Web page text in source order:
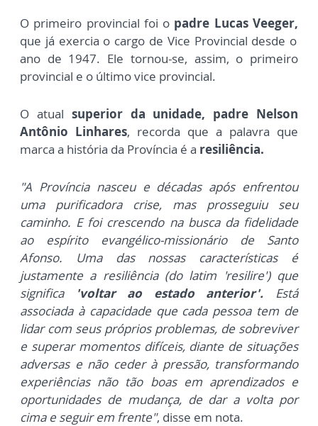
O primeiro provincial foi o padre Lucas Veeger,
que já exercia o cargo de Vice Provincial desde o
ano de 1947. Ele tornou-se, assim, o primeiro
provincial e o último vice provincial.
O atual superior da unidade, padre Nelson
Antônio Linhares, recorda que a palavra que
marca a história da Província é a resiliência.
"A Província nasceu e décadas após enfrentou
uma purificadora crise, mas prosseguiu seu
caminho. E foi crescendo na busca da fidelidade
ao espírito evangélico-missionário de Santo
Afonso. Uma das nossas características é
justamente a resiliência (do latim 'resilire') que
significa
'voltar ao estado anterior'. Está
associada à capacidade que cada pessoa tem de
lidar com seus próprios problemas, de sobreviver
e superar momentos difíceis, diante de situações
adversas e não ceder à pressão, transformando
experiências não tão boas em aprendizados e
oportunidades de mudança, de dar a volta por
cima e seguir em frente", disse em nota.